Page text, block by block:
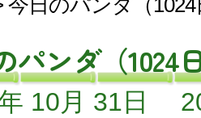
今日のパンダ（1024
パンダ（1024
10月 31日